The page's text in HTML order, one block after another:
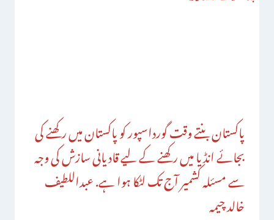
پاکستان بنتے وقت گورداسپور کو پاکستان میں رکھنے کی
بجائے انڈیا میں رکھنے کے لیے قادیانی سازش کی وجہ
سے مسئلہ کشمیر آج تک لٹکا ہوا ہے. عبداللطیف
خالد چیمہ